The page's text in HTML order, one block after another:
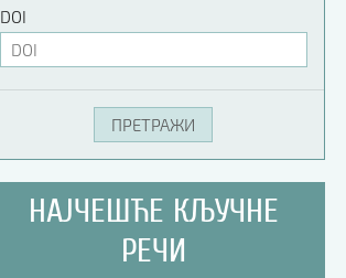
DOI
НАЈЧЕШЋЕ КЉУЧНЕ
РЕЧИ